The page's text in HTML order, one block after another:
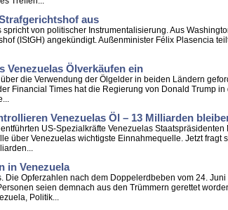
aus
von politischer Instrumentalisierung. Aus
(IStGH) angekündigt. Außenminister Félix Plasencia
Venezuelas Ölverkäufen ein
die Verwendung der Ölgelder in beiden Ländern
Financial Times hat die Regierung von Donald Trump
Venezuelas Öl – 13 Milliarden
US-Spezialkräfte Venezuelas
über Venezuelas wichtigste Einnahmequelle. Jetzt
in Venezuela
Die Opferzahlen nach dem Doppelerdbeben vom 24.
seien demnach aus den Trümmern gerettet
Politik...